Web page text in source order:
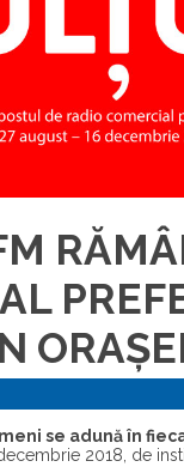
se adună în
2018, de